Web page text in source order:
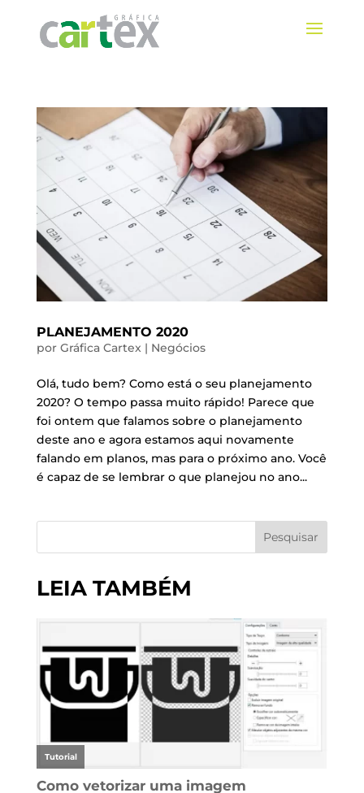
PLANEJAMENTO 2020
por Gráfica Cartex| Negócios
Olá, tudo bem? Como está o seu planejamento
2020? O tempo passa muito rápido! Parece que
foi ontem que falamos sobre o planejamento
deste ano e agora estamos aqui novamente
falando em planos, mas para o próximo ano. Você
é capaz de se lembrar o que planejou no ano...
Pesquisar
LEIA TAMBÉM